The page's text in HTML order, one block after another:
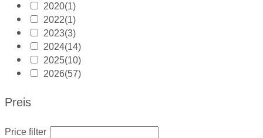
2020(1)
2022(1)
2023(3)
2024(14)
2025(10)
2026(57)
Preis
Price filter